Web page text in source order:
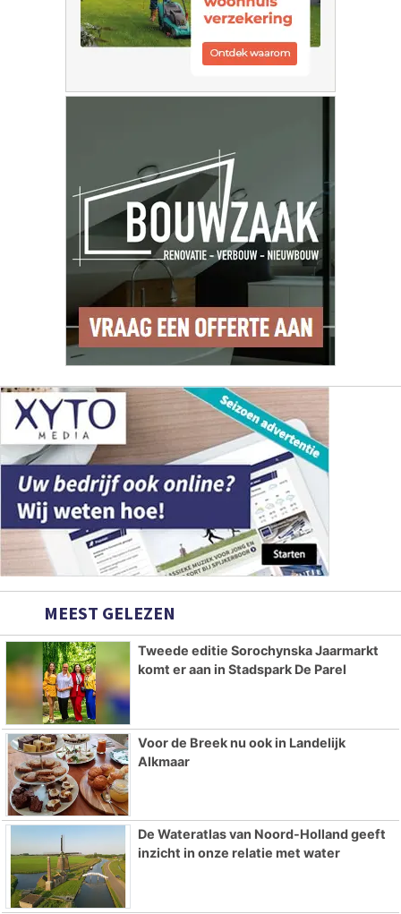
MEEST GELEZEN
Tweede editie Sorochynska Jaarmarkt
komt er aan in Stadspark De Parel
Voor de Breek nu ook in Landelijk
Alkmaar
De Wateratlas van Noord-Holland geeft
inzicht in onze relatie met water